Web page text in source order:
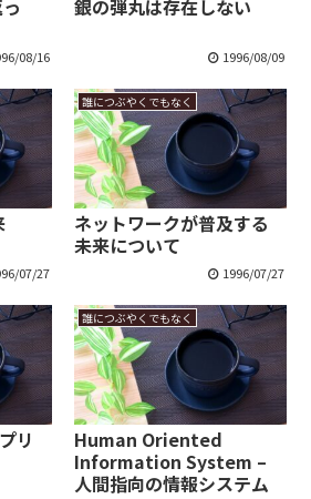
08/16
銀の弾丸は存在しない
1996/08/09
07/27
誰につぶやくでもなく
ネットワークが普及する
未来について
1996/07/27
リ
誰につぶやくでもなく
Human Oriented
Information System –
人間指向の情報システム